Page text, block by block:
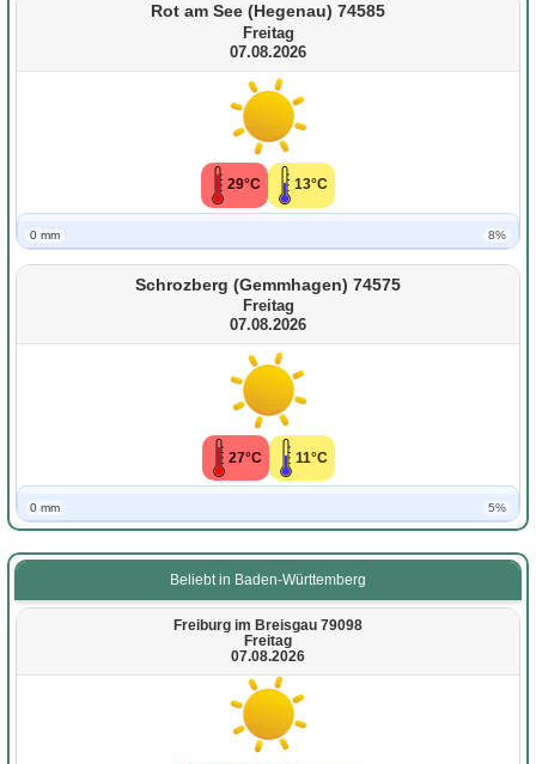
Rot am See (Hegenau) 74585
Freitag
07.08.2026
29°C 13°C
0 mm 8%
Schrozberg (Gemmhagen) 74575
Freitag
07.08.2026
27°C 11°C
0 mm 5%
Beliebt in Baden-Württemberg
Freiburg im Breisgau 79098
Freitag
07.08.2026